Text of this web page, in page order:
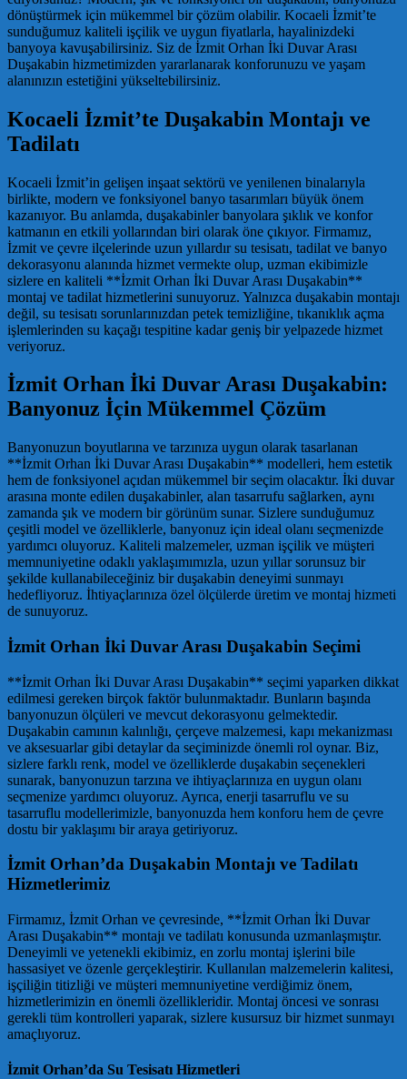
dönüştürmek için mükemmel bir çözüm olabilir. Kocaeli İzmit’te
sunduğumuz kaliteli işçilik ve uygun fiyatlarla, hayalinizdeki
banyoya kavuşabilirsiniz. Siz de İzmit Orhan İki Duvar Arası
Duşakabin hizmetimizden yararlanarak konforunuzu ve yaşam
alanınızın estetiğini yükseltebilirsiniz.
Kocaeli İzmit’te Duşakabin Montajı ve
Tadilatı
Kocaeli İzmit’in gelişen inşaat sektörü ve yenilenen binalarıyla
birlikte, modern ve fonksiyonel banyo tasarımları büyük önem
kazanıyor. Bu anlamda, duşakabinler banyolara şıklık ve konfor
katmanın en etkili yollarından biri olarak öne çıkıyor. Firmamız,
İzmit ve çevre ilçelerinde uzun yıllardır su tesisatı, tadilat ve banyo
dekorasyonu alanında hizmet vermekte olup, uzman ekibimizle
sizlere en kaliteli **İzmit Orhan İki Duvar Arası Duşakabin**
montaj ve tadilat hizmetlerini sunuyoruz. Yalnızca duşakabin montajı
değil, su tesisatı sorunlarınızdan petek temizliğine, tıkanıklık açma
işlemlerinden su kaçağı tespitine kadar geniş bir yelpazede hizmet
veriyoruz.
İzmit Orhan İki Duvar Arası Duşakabin:
Banyonuz İçin Mükemmel Çözüm
Banyonuzun boyutlarına ve tarzınıza uygun olarak tasarlanan
**İzmit Orhan İki Duvar Arası Duşakabin** modelleri, hem estetik
hem de fonksiyonel açıdan mükemmel bir seçim olacaktır. İki duvar
arasına monte edilen duşakabinler, alan tasarrufu sağlarken, aynı
zamanda şık ve modern bir görünüm sunar. Sizlere sunduğumuz
çeşitli model ve özelliklerle, banyonuz için ideal olanı seçmenizde
yardımcı oluyoruz. Kaliteli malzemeler, uzman işçilik ve müşteri
memnuniyetine odaklı yaklaşımımızla, uzun yıllar sorunsuz bir
şekilde kullanabileceğiniz bir duşakabin deneyimi sunmayı
hedefliyoruz. İhtiyaçlarınıza özel ölçülerde üretim ve montaj hizmeti
de sunuyoruz.
İzmit Orhan İki Duvar Arası Duşakabin Seçimi
**İzmit Orhan İki Duvar Arası Duşakabin** seçimi yaparken dikkat
edilmesi gereken birçok faktör bulunmaktadır. Bunların başında
banyonuzun ölçüleri ve mevcut dekorasyonu gelmektedir.
Duşakabin camının kalınlığı, çerçeve malzemesi, kapı mekanizması
ve aksesuarlar gibi detaylar da seçiminizde önemli rol oynar. Biz,
sizlere farklı renk, model ve özelliklerde duşakabin seçenekleri
sunarak, banyonuzun tarzına ve ihtiyaçlarınıza en uygun olanı
seçmenize yardımcı oluyoruz. Ayrıca, enerji tasarruflu ve su
tasarruflu modellerimizle, banyonuzda hem konforu hem de çevre
dostu bir yaklaşımı bir araya getiriyoruz.
İzmit Orhan’da Duşakabin Montajı ve Tadilatı
Hizmetlerimiz
Firmamız, İzmit Orhan ve çevresinde, **İzmit Orhan İki Duvar
Arası Duşakabin** montajı ve tadilatı konusunda uzmanlaşmıştır.
Deneyimli ve yetenekli ekibimiz, en zorlu montaj işlerini bile
hassasiyet ve özenle gerçekleştirir. Kullanılan malzemelerin kalitesi,
işçiliğin titizliği ve müşteri memnuniyetine verdiğimiz önem,
hizmetlerimizin en önemli özellikleridir. Montaj öncesi ve sonrası
gerekli tüm kontrolleri yaparak, sizlere kusursuz bir hizmet sunmayı
amaçlıyoruz.
İzmit Orhan’da Su Tesisatı Hizmetleri